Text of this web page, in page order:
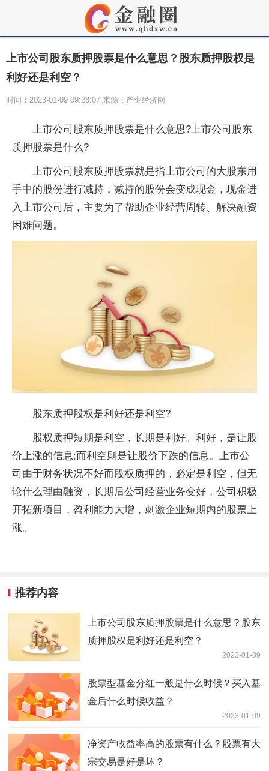
上市公司股东质押股票是什么意思？股东质押股权是
利好还是利空？
时间：2023-01-09 09:28:07 来源：产业经济网
上市公司股东质押股票是什么意思?上市公司股东
质押股票是什么?
上市公司股东质押股票就是指上市公司的大股东用
手中的股份进行减持，减持的股份会变成现金，现金进
入上市公司后，主要为了帮助企业经营周转、解决融资
困难问题。
股东质押股权是利好还是利空?
股权质押短期是利空，长期是利好。利好，是让股
价上涨的信息;而利空则是让股价下跌的信息。上市公
司由于财务状况不好而股权质押的，必定是利空，但无
论什么理由融资，长期后公司经营业务变好，公司积极
开拓新项目，盈利能力大增，刺激企业短期内的股票上
涨。
推荐内容
上市公司股东质押股票是什么意思？股东
质押股权是利好还是利空？
2023-01-09
股票型基金分红一般是什么时候？买入基
金后什么时候收益？
2023-01-09
净资产收益率高的股票有什么？股票有大
宗交易是好是坏？